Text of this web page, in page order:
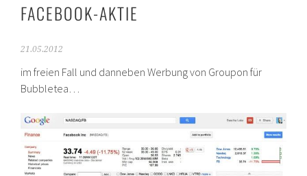
FACEBOOK-AKTIE
21.05.2012
im freien Fall und danneben Werbung von Groupon für
Bubbletea…